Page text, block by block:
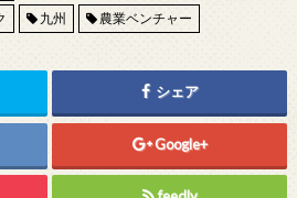
九州 農業ベンチャー
シェア
Google+